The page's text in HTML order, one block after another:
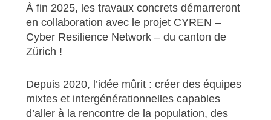
À fin 2025, les travaux concrets démarreront
en collaboration avec le projet CYREN –
Cyber Resilience Network – du canton de
Zürich !
Depuis 2020, l’idée mûrit : créer des équipes
mixtes et intergénérationnelles capables
d’aller à la rencontre de la population, des